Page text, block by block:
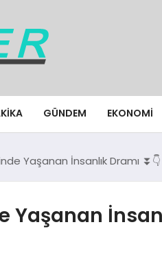
GÜNDEM EKONOMI
Yaşanan İnsanlık Dramı ⏬👇
Yaşanan